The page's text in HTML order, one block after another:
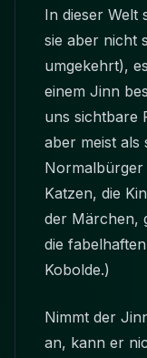
In dieser Welt
sie aber nicht
umgekehrt),
einem Jinn
uns sichtbare
aber meist als
Katzen, die
der Märchen,
die
Kobolde.)
Nimmt der
an, kann er